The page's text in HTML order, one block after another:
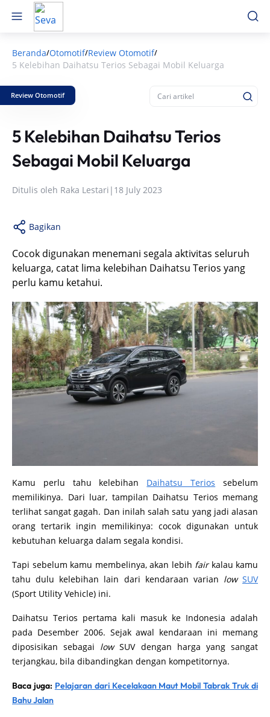
Beranda/Otomotif/Review Otomotif/
5 Kelebihan Daihatsu Terios Sebagai Mobil Keluarga
Review Otomotif
5 Kelebihan Daihatsu Terios
Sebagai Mobil Keluarga
Ditulis oleh Raka Lestari | 18 July 2023
Bagikan
Cocok digunakan menemani segala aktivitas seluruh
keluarga, catat lima kelebihan Daihatsu Terios yang
perlu kamu ketahui.
Kamu perlu tahu kelebihan Daihatsu Terios sebelum
memilikinya. Dari luar, tampilan Daihatsu Terios memang
terlihat sangat gagah. Dan inilah salah satu yang jadi alasan
orang tertarik ingin memilikinya: cocok digunakan untuk
kebutuhan keluarga dalam segala kondisi.
Tapi sebelum kamu membelinya, akan lebih fairkalau kamu
tahu dulu kelebihan lain dari kendaraan varian low SUV
(Sport Utility Vehicle) ini.
Daihatsu Terios pertama kali masuk ke Indonesia adalah
pada Desember 2006. Sejak awal kendaraan ini memang
diposisikan sebagai lowSUV dengan harga yang sangat
terjangkau, bila dibandingkan dengan kompetitornya.
Baca juga: Pelajaran dari Kecelakaan Maut Mobil Tabrak Truk di
Bahu Jalan